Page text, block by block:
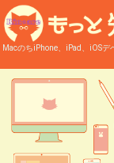
MacのちiPhone、iPad、iOS